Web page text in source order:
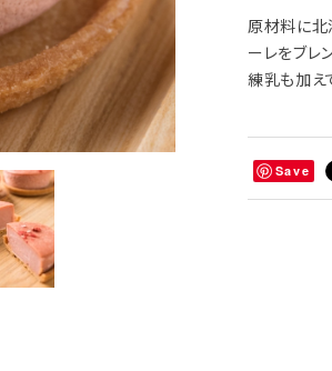
原材料に北
ーレをブレン
練乳も加え
Save